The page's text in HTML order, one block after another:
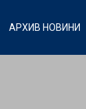
АРХИВ НОВИНИ